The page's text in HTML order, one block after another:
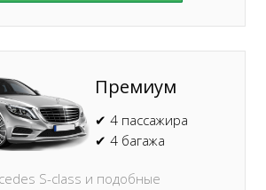
Премиум
S-class и подобные
✔ 4 пассажира
✔ 4 багажа